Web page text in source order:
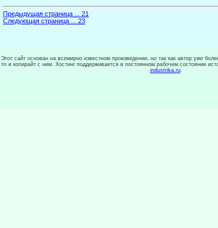
Предыдущая страница ... 21
Следующая страница ... 23
Этот сайт основан на всемирно известном произведении, но так как автор уже
то и копирайт с ним. Хостинг поддерживается в постоянном рабочем состоянии
industrika.ru.